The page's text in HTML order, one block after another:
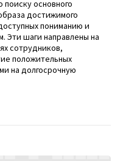
поиску основного
достижимого
пониманию и
Эти шаги направлены на
сотрудников,
положительных
на долгосрочную